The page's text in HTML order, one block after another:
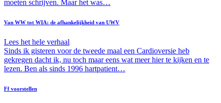
moeten schrijven. Maar het was…
Van WW tot WIA: de afhankelijkheid van UWV
Lees het hele verhaal
Sinds ik gisteren voor de tweede maal een Cardioversie heb
gekregen dacht ik, nu toch maar eens wat meer hier te kijken en te
lezen. Ben als sinds 1996 hartpatient…
Ff voorstellen